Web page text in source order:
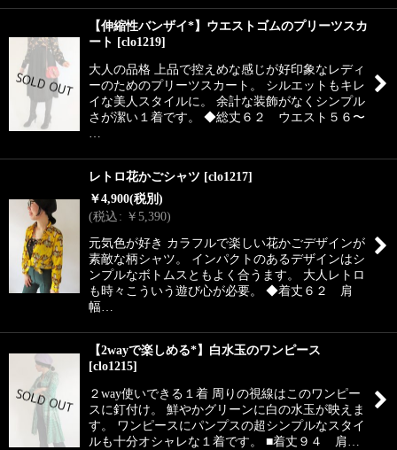
【伸縮性バンザイ*】ウエストゴムのプリーツスカ
ート [clo1219]
大人の品格 上品で控えめな感じが好印象なレディ
ーのためのプリーツスカート。 シルエットもキレ
イな美人スタイルに。 余計な装飾がなくシンプル
さが潔い１着です。 ◆総丈６２ ウエスト５６〜
…
レトロ花かごシャツ [clo1217]
￥4,900(税別)
(税込: ￥5,390)
元気色が好き カラフルで楽しい花かごデザインが
素敵な柄シャツ。 インパクトのあるデザインはシ
ンプルなボトムスともよく合うます。 大人レトロ
も時々こういう遊び心が必要。 ◆着丈６２ 肩
幅…
【2wayで楽しめる*】白水玉のワンピース
[clo1215]
２way使いできる１着 周りの視線はこのワンピー
スに釘付け。 鮮やかグリーンに白の水玉が映えま
す。 ワンピースにパンプスの超シンプルなスタイ
ルも十分オシャレな１着です。 ■着丈９４ 肩…